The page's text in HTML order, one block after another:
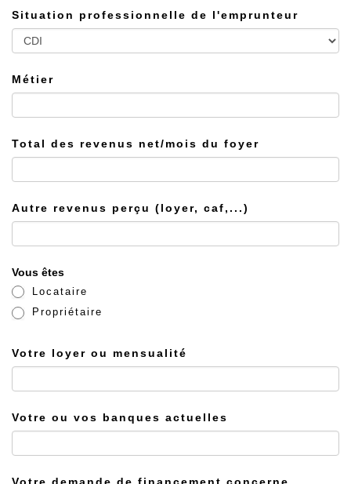
Situation professionnelle de l'emprunteur
Métier
Total des revenus net/mois du foyer
Autre revenus perçu (loyer, caf,...)
Vous êtes
Locataire
Propriétaire
Votre loyer ou mensualité
Votre ou vos banques actuelles